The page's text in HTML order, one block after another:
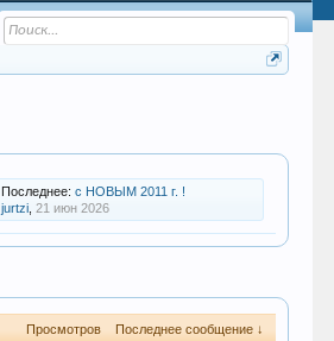
Последнее: с НОВЫМ 2011 г. !
jurtzi, 21 июн 2026
Просмотров Последнее сообщение ↓